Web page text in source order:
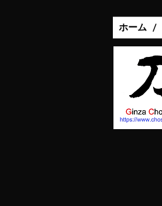
ホーム /